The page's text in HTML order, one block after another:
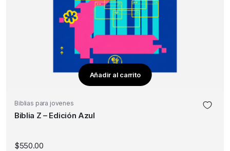
Añadir al carrito
Biblias para jovenes
Biblia Z – Edición Azul
$550.00